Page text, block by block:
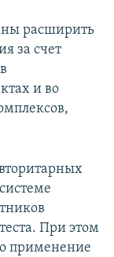
расширить
за счет
и во
При этом
применение